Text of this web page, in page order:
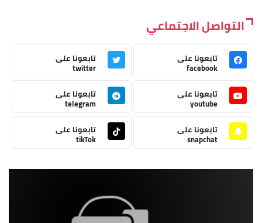
التواصل الاجتماعي
تابعونا على
facebook
تابعونا على
twitter
تابعونا على
youtube
تابعونا على
telegram
تابعونا على
snapchat
تابعونا على
tikTok